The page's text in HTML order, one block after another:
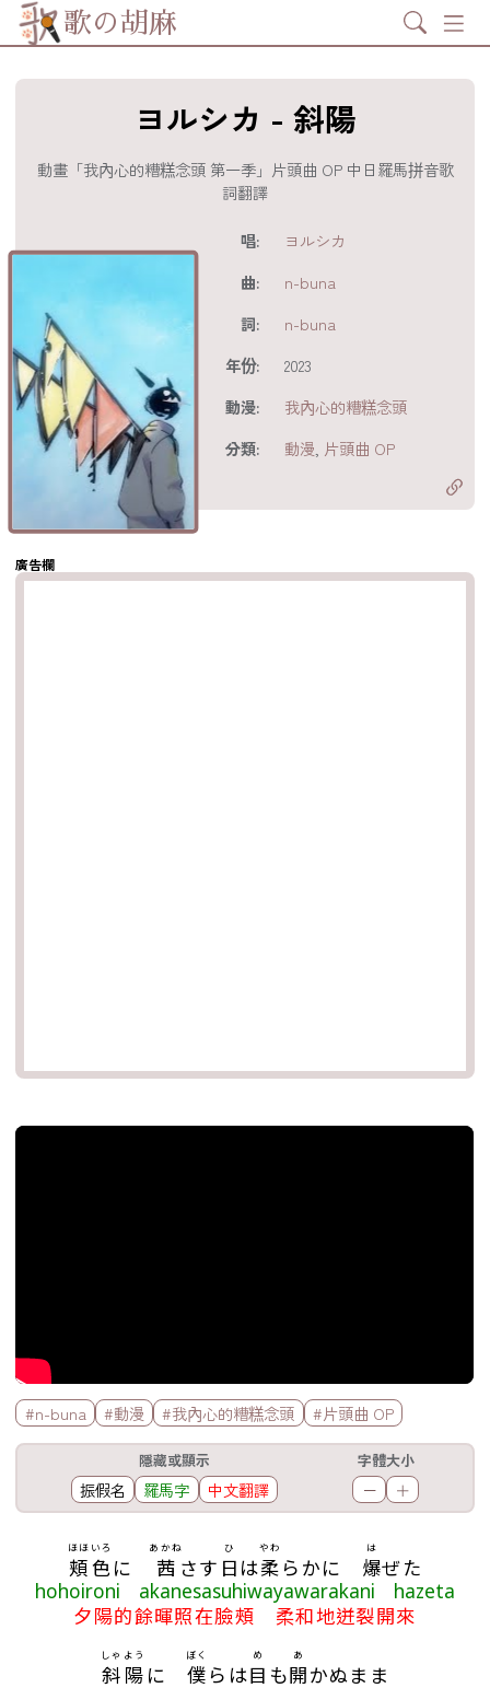
歌の胡麻 Search
ヨルシカ - 斜陽
動畫「我內心的糟糕念頭 第一季」片頭曲 OP 中日羅馬拼音歌
詞翻譯
唱:
ヨルシカ
曲:
n-buna
詞:
n-buna
年份:
2023
動漫:
我內心的糟糕念頭
分類:
動漫 片頭曲 OP
分享至
享至 X
製鏈結
廣告欄
官方Youtube影片
標籤欄
#n-buna #動漫 #我內心的糟糕念頭 #片頭曲 OP
隱藏或顯示
振假名 羅馬字 中文翻譯
字體大小
－ ＋
歌詞區
頬
ほほ
色
いろ
に 茜
あかね
さす 日
ひ
は柔
やわ
らかに 爆
は
ぜた
hohoironi akanesasuhiwayawarakani hazeta
夕陽的餘暉照在臉頰 柔和地迸裂開來
斜陽
しゃよう
に 僕
ぼく
らは目
め
も開
あ
かぬまま